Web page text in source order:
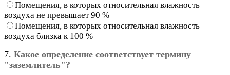
Помещения, в которых относительная влажность
воздуха не превышает 90 %
Помещения, в которых относительная влажность
воздуха близка к 100 %
7. Какое определение соответствует термину
"заземлитель"?